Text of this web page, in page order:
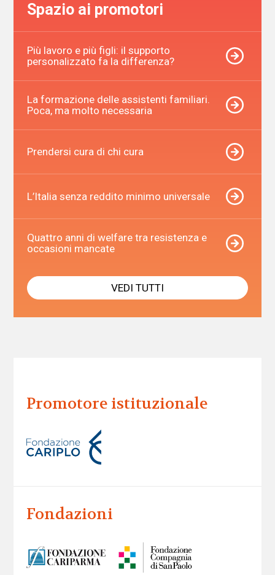
Spazio ai promotori
Più lavoro e più figli: il supporto
personalizzato fa la differenza?
La formazione delle assistenti familiari.
Poca, ma molto necessaria
Prendersi cura di chi cura
L’Italia senza reddito minimo universale
Quattro anni di welfare tra resistenza e
occasioni mancate
VEDI TUTTI
Promotore istituzionale
Fondazioni